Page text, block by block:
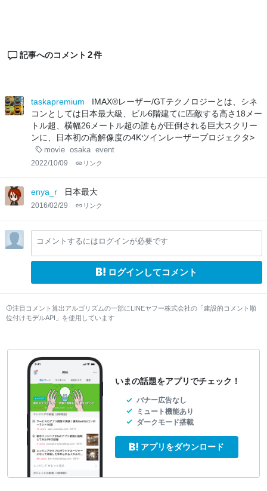
記事へのコメント 2件
taskapremium
IMAX®レーザー/GTテクノロジーとは、シネ
コンとしては日本最大級、ビル6階建てに匹敵する高さ18メー
トル超、横幅26メートル超の誰もが圧倒される巨大スクリー
ンに、日本初の高解像度の4Kツインレーザープロジェクタ>
movie osaka event
2022/10/09 リンク
enya_r 日本最大
2016/02/29 リンク
コメントするにはログインが必要です
ログインしてコメント
注目コメント算出アルゴリズムの一部にLINEヤフー株式会社の「建設的コメント順
位付けモデルAPI」を使用しています
いまの話題をアプリでチェック！
バナー広告なし
ミュート機能あり
ダークモード搭載
アプリをダウンロード